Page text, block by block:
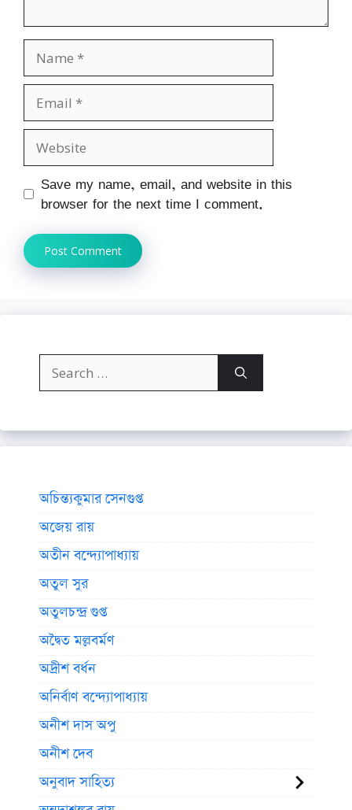
Name
Email
Website
Save my name, email, and website in this
browser for the next time I comment.
Search
for:
অচিন্ত্যকুমার সেনগুপ্ত
অজেয় রায়
অতীন বন্দ্যোপাধ্যায়
অতুল সুর
অতুলচন্দ্র গুপ্ত
অদ্বৈত মল্লবর্মণ
অদ্রীশ বর্ধন
অনির্বাণ বন্দ্যোপাধ্যায়
অনীশ দাস অপু
অনীশ দেব
অনুবাদ সাহিত্য